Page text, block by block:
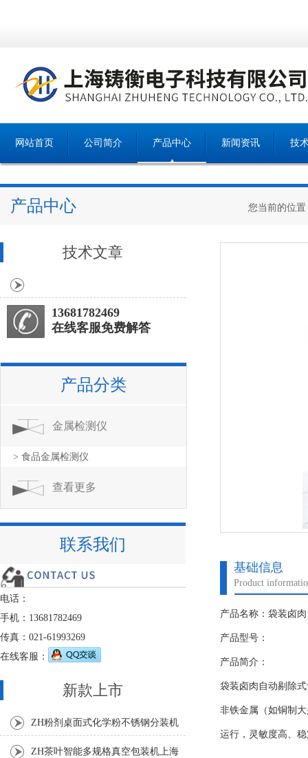
网站首页 公司简介 产品中心 新闻资讯 技
产品中心 您当前的位置
基础信息
Product
产品名称：袋装卤
产品型号：
产品简介：
袋装卤肉自动剔除
非铁金属（如铜制
运行，灵敏度高、
技术文章
13681782469
在线客服免费解答
产品分类
金属检测仪
> 食品金属检测仪
查看更多
联系我们
电话：
手机：13681782469
传真：021-61993269
在线客服：
新款上市
ZH粉剂桌面式化学粉不锈钢分装机
ZH茶叶智能多规格真空包装机上海